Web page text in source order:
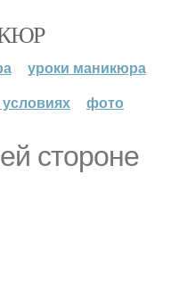
уроки маникюра
фото
стороне